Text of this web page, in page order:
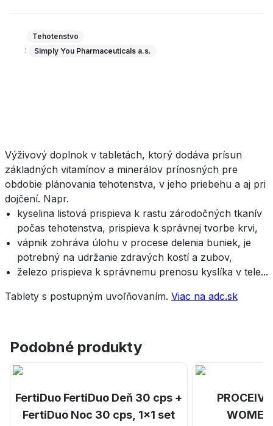
Tehotenstvo
: Simply You Pharmaceuticals a.s.
Výživový doplnok v tabletách, ktorý dodáva prísun
základných vitamínov a minerálov prínosných pre
obdobie plánovania tehotenstva, v jeho priebehu a aj pri
dojčení. Napr.
kyselina listová prispieva k rastu zárodočných tkanív
počas tehotenstva, prispieva k správnej tvorbe krvi,
vápnik zohráva úlohu v procese delenia buniek, je
potrebný na udržanie zdravých kostí a zubov,
železo prispieva k správnemu prenosu kyslíka v tele...
Tablety s postupným uvoľňovaním. Viac na adc.sk
Podobné produkty
FertiDuo FertiDuo Deň 30 cps +
FertiDuo Noc 30 cps, 1x1 set